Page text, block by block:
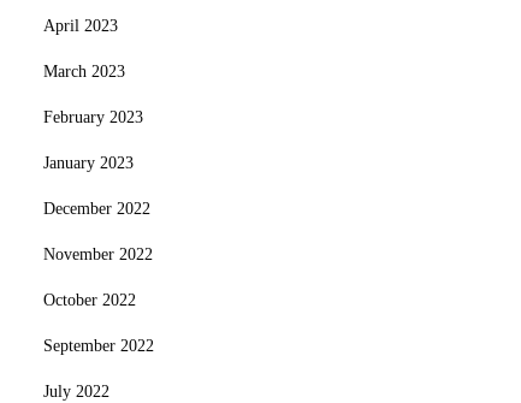
April 2023
March 2023
February 2023
January 2023
December 2022
November 2022
October 2022
September 2022
July 2022